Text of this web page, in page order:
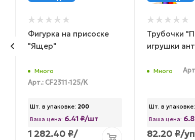
Фигурка на присоске
"Ящер"
Много
Арт.: CF2311-125/К
Шт. в упаковке: 200
Ваша цена: 6.41 ₽/шт
1 282.40₽/
Трубочки
игрушки
Много
Шт. в упаковке:
Ваша цена:
82.20₽/